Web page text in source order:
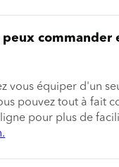
peux commander
vous équiper d'un
pouvez tout à fait
pour plus de